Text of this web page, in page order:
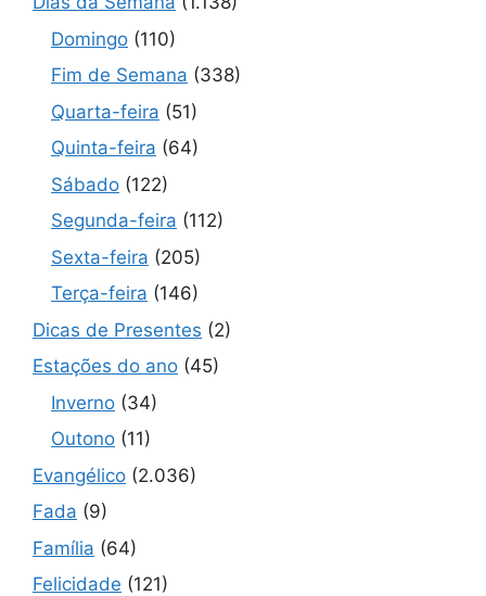
Domingo (110)
Fim de Semana (338)
Quarta-feira (51)
Quinta-feira (64)
Sábado (122)
Segunda-feira (112)
Sexta-feira (205)
Terça-feira (146)
Dicas de Presentes (2)
Estações do ano (45)
Inverno (34)
Outono (11)
Evangélico (2.036)
Fada (9)
Família (64)
Felicidade (121)